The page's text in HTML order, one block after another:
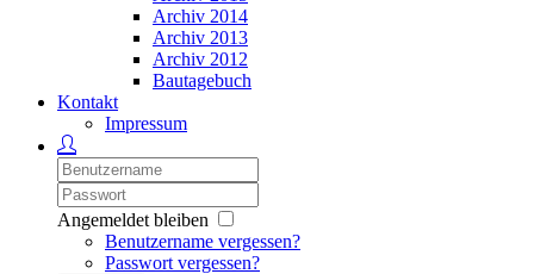
Archiv 2014
Archiv 2013
Archiv 2012
Bautagebuch
Kontakt
Impressum
Angemeldet bleiben
Benutzername vergessen?
Passwort vergessen?